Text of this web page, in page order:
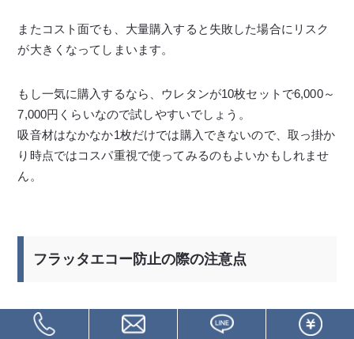
またコスト面でも、大量購入すると失敗した場合にリスク
が大きくなってしまいます。
もし一気に購入するなら、ウレタンが10枚セットで6,000～
7,000円くらいなので試しやすいでしょう。
吸音材はなかなか1枚だけでは購入できないので、取っ掛か
り時点ではコスパ重視で使ってみるのもよいかもしれませ
ん。
フラッタエコー防止の際の注意点
壁どうしや、天井と床のような平行で広い面の間には、